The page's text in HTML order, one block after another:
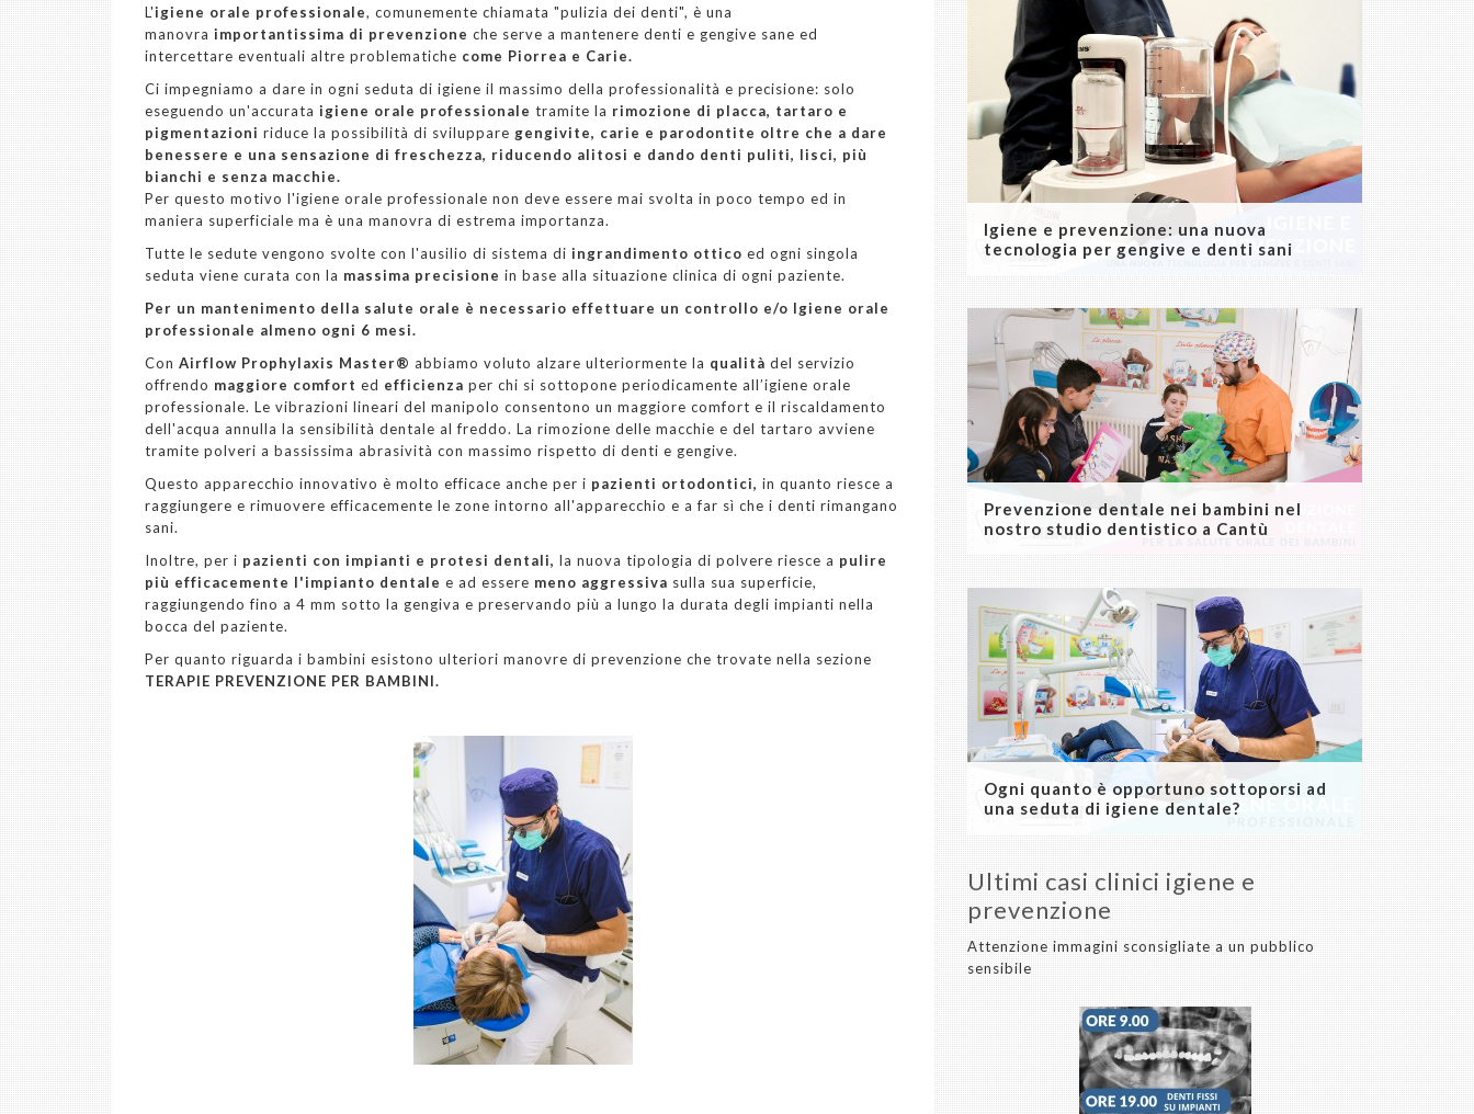
L'igiene orale professionale, comunemente chiamata "pulizia dei denti", è una
manovra importantissima di prevenzione che serve a mantenere denti e gengive sane ed
intercettare eventuali altre problematiche come Piorrea e Carie.
Ci impegniamo a dare in ogni seduta di igiene il massimo della professionalità e precisione: solo
eseguendo un'accurata igiene orale professionale tramite la rimozione di placca, tartaro e
pigmentazioni riduce la possibilità di sviluppare gengivite, carie e parodontite oltre che a dare
benessere e una sensazione di freschezza, riducendo alitosi e dando denti puliti, lisci, più
bianchi e senza macchie.
Per questo motivo l'igiene orale professionale non deve essere mai svolta in poco tempo ed in
maniera superficiale ma è una manovra di estrema importanza.
Tutte le sedute vengono svolte con l'ausilio di sistema di ingrandimento ottico ed ogni singola
seduta viene curata con la massima precisione in base alla situazione clinica di ogni paziente.
Per un mantenimento della salute orale è necessario effettuare un controllo e/o Igiene orale
professionale almeno ogni 6 mesi.
Con Airflow Prophylaxis Master® abbiamo voluto alzare ulteriormente la qualità del servizio
offrendo maggiore comfort ed efficienza per chi si sottopone periodicamente all’igiene orale
professionale. Le vibrazioni lineari del manipolo consentono un maggiore comfort e il riscaldamento
dell'acqua annulla la sensibilità dentale al freddo. La rimozione delle macchie e del tartaro avviene
tramite polveri a bassissima abrasività con massimo rispetto di denti e gengive.
Questo apparecchio innovativo è molto efficace anche per i pazienti ortodontici, in quanto riesce a
raggiungere e rimuovere efficacemente le zone intorno all'apparecchio e a far sì che i denti rimangano
sani.
Inoltre, per i pazienti con impianti e protesi dentali, la nuova tipologia di polvere riesce a pulire
più efficacemente l'impianto dentale e ad essere meno aggressiva sulla sua superficie,
raggiungendo fino a 4 mm sotto la gengiva e preservando più a lungo la durata degli impianti nella
bocca del paziente.
Per quanto riguarda i bambini esistono ulteriori manovre di prevenzione che trovate nella sezione
TERAPIE PREVENZIONE PER BAMBINI.
Igiene e prevenzione: una nuova
tecnologia per gengive e denti sani
Prevenzione dentale nei bambini nel
nostro studio dentistico a Cantù
Ogni quanto è opportuno sottoporsi ad
una seduta di igiene dentale?
Ultimi casi clinici igiene e
prevenzione
Attenzione immagini sconsigliate a un pubblico
sensibile